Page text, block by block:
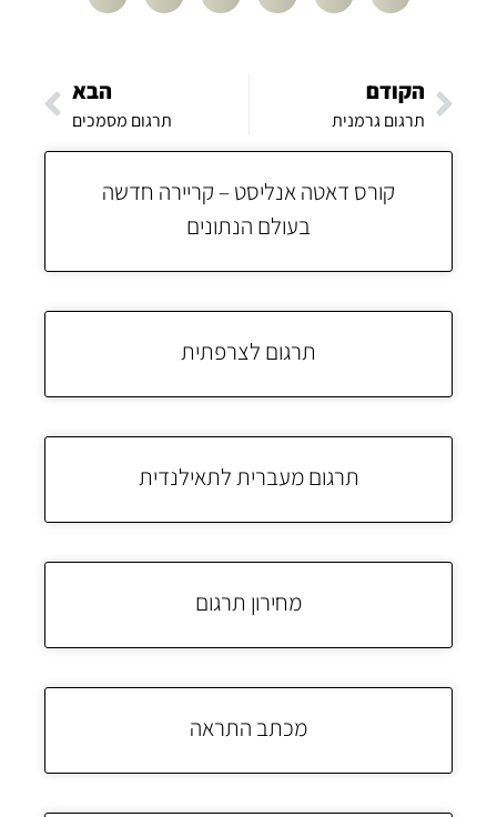
הקודם
תרגום גרמנית
הבא
תרגום מסמכים
קורס דאטה אנליסט – קריירה חדשה
בעולם הנתונים
תרגום לצרפתית
תרגום מעברית לתאילנדית
מחירון תרגום
מכתב התראה